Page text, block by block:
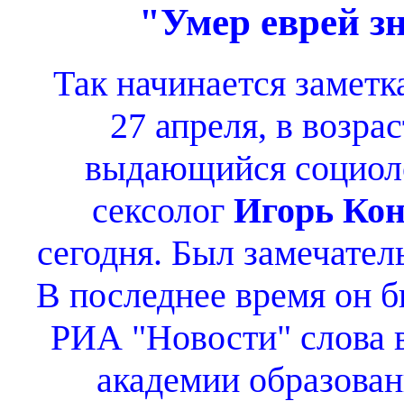
"Умер еврей
Так начинается
27 апреля, в
выдающийся
сексолог Игорь
сегодня. Был
В последнее время он
РИА "Новости" слова
академии